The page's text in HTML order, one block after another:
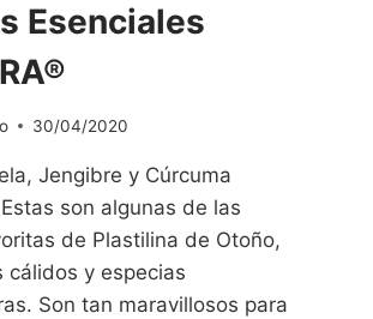
Esenciales
30/04/2020
Jengibre y Cúrcuma
Estas son algunas de las
de Plastilina de Otoño,
cálidos y especias
Son tan maravillosos para